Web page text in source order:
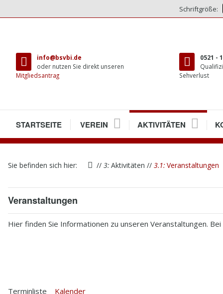
Schriftgröße:
info@bsvbi.de
oder nutzen Sie direkt unseren
Mitgliedsantrag
0521 -
Sehverlust
zum
1
STARTSEITE 2
VEREIN
2.4
SATZUNG
3
AKTIVITÄTEN
3.4
BEHINDERTENBEIRAT
4
Sie befinden sich hier: //3:Aktivitäten //3.1:Veranstaltungen
Veranstaltungen
Hier finden Sie Informationen zu unseren Veranstaltungen.
Terminliste Kalender